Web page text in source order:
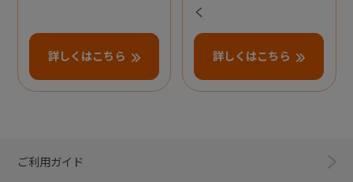
詳しくはこちら
く
詳しくはこちら
ご利用ガイド